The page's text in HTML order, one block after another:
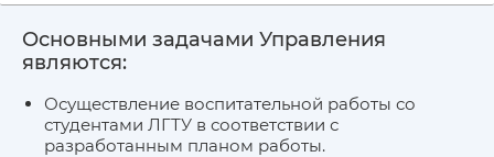
Основными задачами Управления
являются:
Осуществление воспитательной работы со
студентами ЛГТУ в соответствии с
разработанным планом работы.